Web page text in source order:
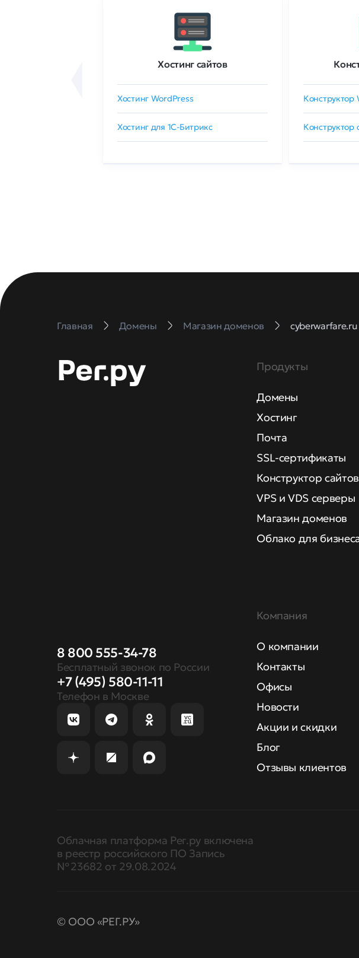
Хостинг сайтов
Хостинг WordPress
Хостинг для 1C-Битрикс Конструктор
Главная Домены Магазин доменов cyberwarfare.ru
8 800 555-34-78
Бесплатный звонок по России
+7 (495) 580-11-11
Телефон в Москве
Продукты
Домены
Хостинг
Почта
SSL-сертификаты
Конструктор сайтов
VPS и VDS серверы
Магазин доменов
Облако для
Компания
О компании
Контакты
Офисы
Новости
Акции и скидки
Блог
Отзывы клиентов
Облачная платформа Рег.ру включена
в реестр российского ПО Запись
№ 23682 от 29.08.2024
© ООО «РЕГ.РУ»